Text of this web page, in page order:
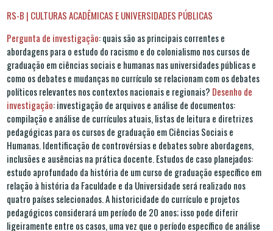
RS-B | CULTURAS ACADÊMICAS E UNIVERSIDADES PÚBLICAS
Pergunta de investigação: quais são as principais correntes e
abordagens para o estudo do racismo e do colonialismo nos cursos de
graduação em ciências sociais e humanas nas universidades públicas e
como os debates e mudanças no currículo se relacionam com os debates
políticos relevantes nos contextos nacionais e regionais? Desenho de
investigação: investigação de arquivos e análise de documentos:
compilação e análise de currículos atuais, listas de leitura e diretrizes
pedagógicas para os cursos de graduação em Ciências Sociais e
Humanas. Identificação de controvérsias e debates sobre abordagens,
inclusões e ausências na prática docente. Estudos de caso planejados:
estudo aprofundado da história de um curso de graduação específico em
relação à história da Faculdade e da Universidade será realizado nos
quatro países selecionados. A historicidade do currículo e projetos
pedagógicos considerará um período de 20 anos; isso pode diferir
ligeiramente entre os casos, uma vez que o período específico de análise